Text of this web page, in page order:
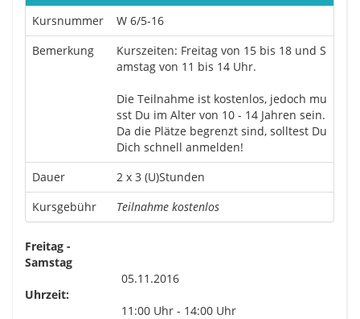
Kursnummer
W 6/5-16
Bemerkung
Kurszeiten: Freitag von 15 bis 18 und S
amstag von 11 bis 14 Uhr.
Die Teilnahme ist kostenlos, jedoch mu
sst Du im Alter von 10 - 14 Jahren sein.
Da die Plätze begrenzt sind, solltest Du
Dich schnell anmelden!
Dauer
2 x 3 (U)Stunden
Kursgebühr
Teilnahme kostenlos
Freitag -
Samstag
05.11.2016
Uhrzeit:
11:00 Uhr - 14:00 Uhr